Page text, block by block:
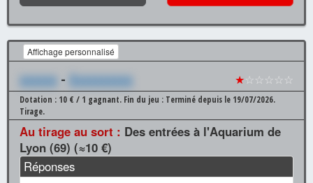
Affichage personnalisé
xxxxxx - Xxxxxxxxxx ★☆☆☆☆☆
Dotation : 10 € / 1 gagnant. Fin du jeu : Terminé depuis le 19/07/2026.
Tirage.
Au tirage au sort : Des entrées à l'Aquarium de
Lyon (69) (≈10 €)
Réponses